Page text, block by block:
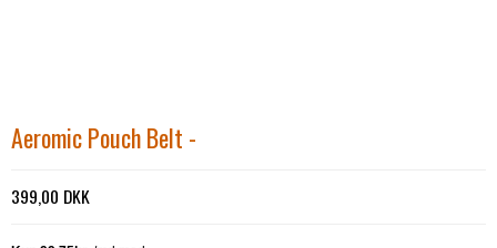
Aeromic Pouch Belt -
399,00 DKK